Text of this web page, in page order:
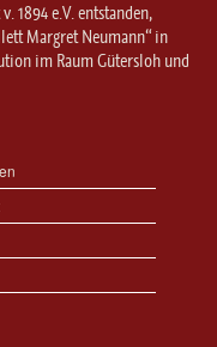
1894 e.V. entstanden,
Margret Neumann“ in
im Raum Gütersloh und